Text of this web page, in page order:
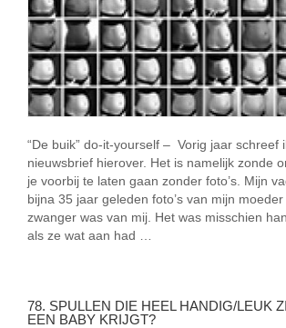
“De buik” do-it-yourself – Vorig jaar schreef
nieuwsbrief hierover. Het is namelijk zonde
je voorbij te laten gaan zonder foto’s. Mijn
bijna 35 jaar geleden foto’s van mijn
zwanger was van mij. Het was misschien
als ze wat aan had …
78. SPULLEN DIE HEEL HANDIG/LEUK
EEN BABY KRIJGT?